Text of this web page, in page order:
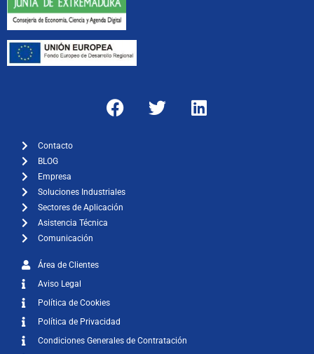
Contacto
BLOG
Empresa
Soluciones Industriales
Sectores de Aplicación
Asistencia Técnica
Comunicación
Área de Clientes
Aviso Legal
Política de Cookies
Política de Privacidad
Condiciones Generales de Contratación